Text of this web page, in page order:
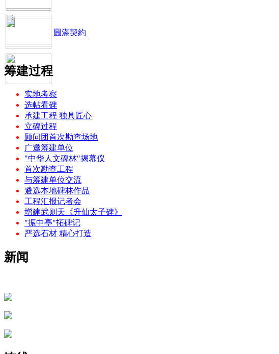
圓滿契約
筹建过程
实地考察
选帖看碑
承建工程 独具匠心
立碑过程
顾问团首次勘查场地
广邀筹建单位
"中华人文碑林"揭幕仪
首次勘查工程
与筹建单位交流
遴选本地碑林作品
工程汇报记者会
增建武则天《升仙太子碑》
"振中亭"拓碑记
严选石材 精心打造
新闻